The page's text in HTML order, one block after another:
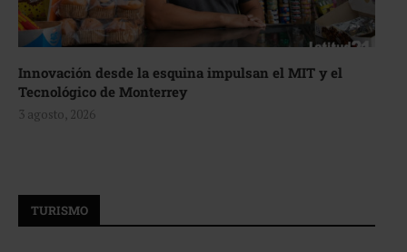
Innovación desde la esquina impulsan el MIT y el
Tecnológico de Monterrey
3 agosto, 2026
TURISMO